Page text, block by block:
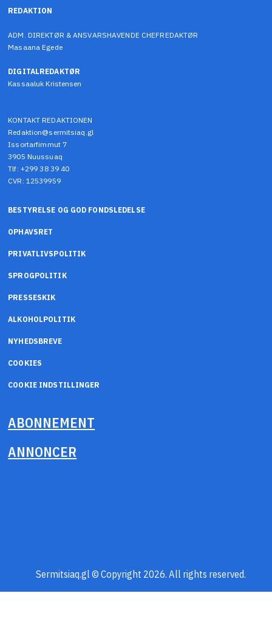
REDAKTION
ADM. DIREKTØR & ANSVARSHAVENDE CHEFREDAKTØR
Masaana Egede
DIGITALREDAKTØR
Kassaaluk Kristensen
KONTAKT REDAKTIONEN
Redaktion@sermitsiaq.gl
Issortarfimmut 7
3905 Nuussuaq
Tlf: +299 38 39 40
CVR: 12539959
BESTYRELSE OG GOD FONDSLEDELSE
OPHAVSRET
PRIVATLIVSPOLITIK
SPROGPOLITIK
PRESSESKIK
ALKOHOLPOLITIK
NYHEDSBREVE
COOKIES
COOKIE INDSTILLINGER
ABONNEMENT
ANNONCER
Sermitsiaq.gl © Copyright 2026. All rights reserved.